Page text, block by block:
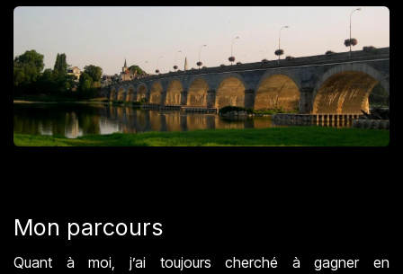
Mon parcours
Quant à moi, j’ai toujours cherché à gagner en